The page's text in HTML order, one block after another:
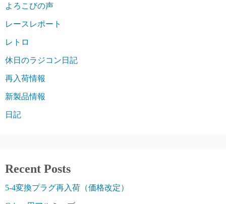
よろこびの声
レースレポート
レトロ
休日のラジコン日記
再入荷情報
新製品情報
日記
Recent Posts
5-4変換プラグ再入荷（価格改定）